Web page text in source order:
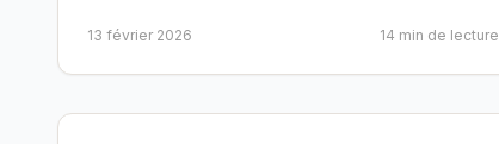
13 février 2026 14 min de lecture